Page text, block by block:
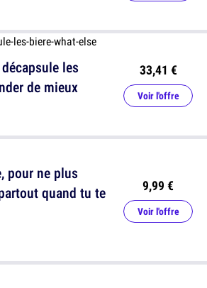
les
de mieux
33,41 €
Voir l'offre
pour ne plus
quand tu te
9,99 €
Voir l'offre